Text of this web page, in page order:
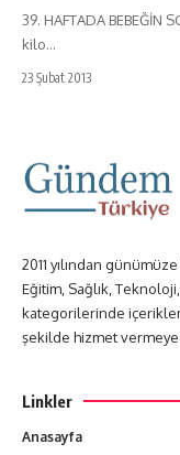
39. HAFTADA
kilo…
23 Şubat 2013
2011 yılından
Eğitim, Sağlık,
kategorilerinde
şekilde hizmet
Linkler
Anasayfa